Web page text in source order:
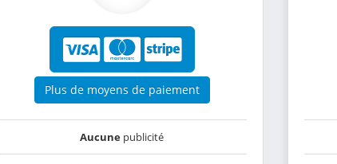
Plus de moyens de paiement
Aucune publicité